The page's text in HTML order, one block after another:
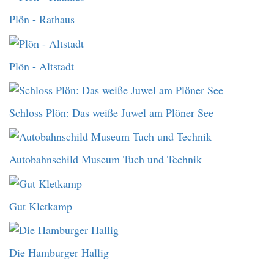
Plön - Rathaus
Plön - Altstadt
Schloss Plön: Das weiße Juwel am Plöner See
Autobahnschild Museum Tuch und Technik
Gut Kletkamp
Die Hamburger Hallig